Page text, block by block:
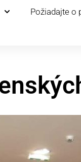
Požiadajte o